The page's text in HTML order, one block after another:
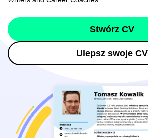
Stwórz CV
Ulepsz swoje CV